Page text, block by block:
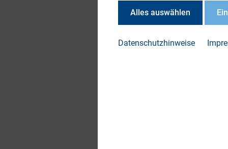
(Deutsche Bank)
Alles auswählen
Datenschutzhinweise